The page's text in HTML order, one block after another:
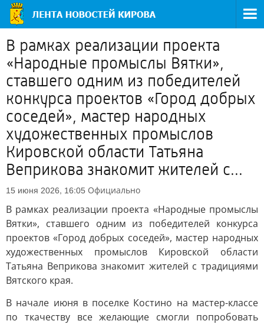
В рамках реализации проекта
«Народные промыслы Вятки»,
ставшего одним из победителей
конкурса проектов «Город добрых
соседей», мастер народных
художественных промыслов
Кировской области Татьяна
Веприкова знакомит жителей с...
15 июня 2026, 16:05 Официально
В рамках реализации проекта «Народные промыслы
Вятки», ставшего одним из победителей конкурса
проектов «Город добрых соседей», мастер народных
художественных промыслов Кировской области
Татьяна Веприкова знакомит жителей с традициями
Вятского края.
В начале июня в поселке Костино на мастер-классе
по ткачеству все желающие смогли попробовать